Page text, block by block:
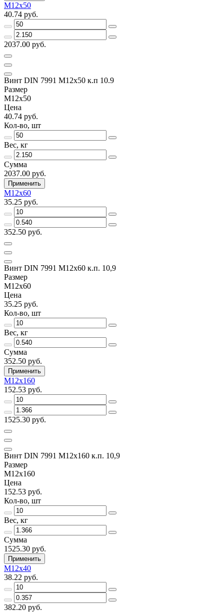
M12x50
40.74 руб.
2037.00 руб.
Винт DIN 7991 M12x50 к.п 10.9
Размер
M12x50
Цена
40.74 руб.
Кол-во, шт
Вес, кг
Сумма
2037.00 руб.
Применить
M12x60
35.25 руб.
352.50 руб.
Винт DIN 7991 M12х60 к.п. 10,9
Размер
M12x60
Цена
35.25 руб.
Кол-во, шт
Вес, кг
Сумма
352.50 руб.
Применить
M12х160
152.53 руб.
1525.30 руб.
Винт DIN 7991 M12х160 к.п. 10,9
Размер
M12х160
Цена
152.53 руб.
Кол-во, шт
Вес, кг
Сумма
1525.30 руб.
Применить
M12х40
38.22 руб.
382.20 руб.